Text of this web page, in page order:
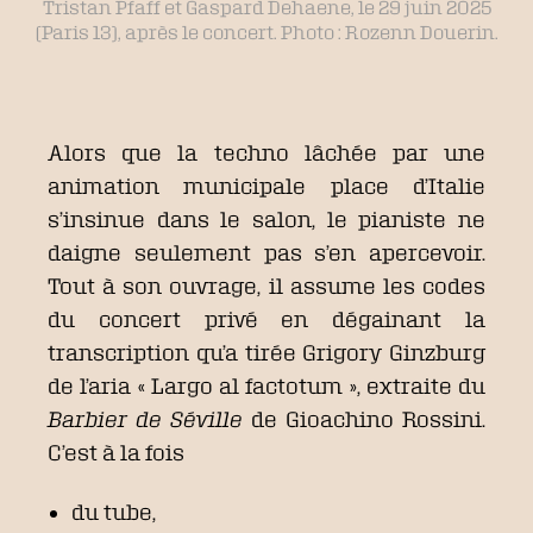
Tristan Pfaff et Gaspard Dehaene, le 29 juin 2025
(Paris 13), après le concert. Photo : Rozenn Douerin.
Alors que la techno lâchée par une
animation municipale place d’Italie
s’insinue dans le salon, le pianiste ne
daigne seulement pas s’en apercevoir.
Tout à son ouvrage, il assume les codes
du concert privé en dégainant la
transcription qu’a tirée Grigory Ginzburg
de l’aria « Largo al factotum », extraite du
Barbier de Séville de Gioachino Rossini.
C’est à la fois
du tube,